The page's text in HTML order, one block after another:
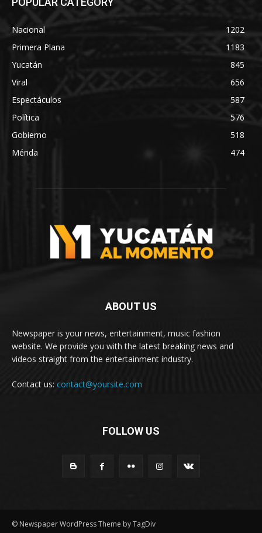
Nacional
1202
Primera Plana
1183
Yucatán
845
Viral
656
Espectáculos
587
Política
576
Gobierno
518
Mérida
474
ABOUT US
Newspaper is your news, entertainment, music fashion
website. We provide you with the latest breaking news and
videos straight from the entertainment industry.
Contact us: contact@yoursite.com
FOLLOW US
© Newspaper WordPress Theme by TagDiv